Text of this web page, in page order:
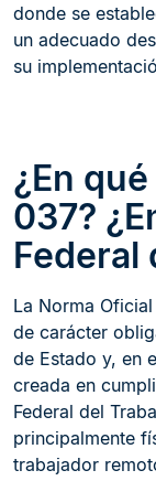
donde se
un adecuado
su
¿En
037?
Federal
La Norma
de carácter
de Estado y, en
creada en
Federal del
principalmente
trabajador